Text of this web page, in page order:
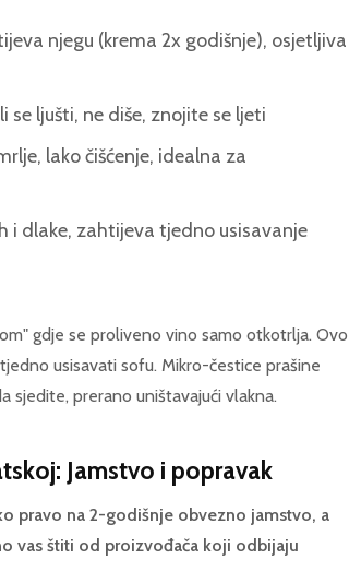
njegu (krema 2x godišnje), osjetljiva
ljušti, ne diše, znojite se ljeti
lako čišćenje, idealna za
i dlake, zahtijeva tjedno usisavanje
gdje se proliveno vino samo otkotrlja. Ovo
usisavati sofu. Mikro-čestice prašine
sjedite, prerano uništavajući vlakna.
Jamstvo i popravak
pravo na 2-godišnje obvezno jamstvo, a
vas štiti od proizvođača koji odbijaju